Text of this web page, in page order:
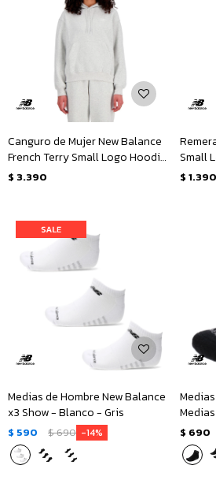
Canguro de Mujer New Balance
French Terry Small Logo Hoodie
- Gris
$ 3.390
Small
$ 1.390
Medias de Hombre New Balance
x3 Show - Blanco - Gris
$ 590 $690 14 $ 690